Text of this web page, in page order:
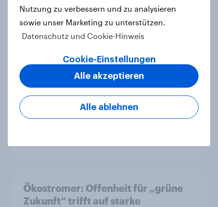
Zu gute Werbung? Wie Deutsche im
wahrnehmen
Report
Debt, Savings & Investment Report
Ökostromer: Offenheit für „grüne
Zukunft“ trifft auf starke
Nutzung zu verbessern und zu analysieren
sowie unser Marketing zu unterstützen.
Datenschutz und Cookie-Hinweis
Cookie-Einstellungen
Alle ablehnen
Alle akzeptieren